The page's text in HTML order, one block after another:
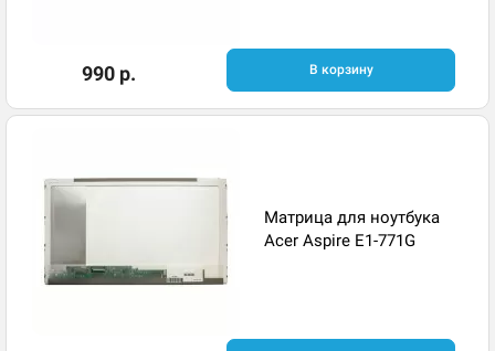
990 р. В корзину
Матрица для ноутбука
Acer Aspire E1-771G